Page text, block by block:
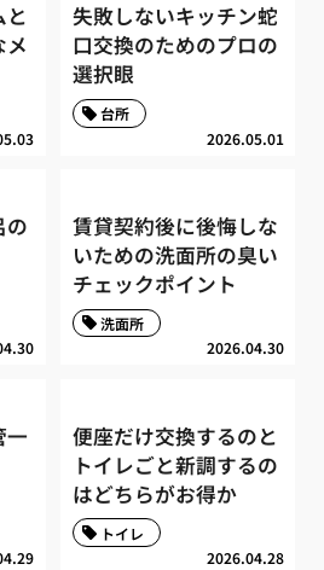
と
メ
失敗しないキッチン蛇
口交換のためのプロの
選択眼
2026.05.01
台所
の
賃貸契約後に後悔しな
いための洗面所の臭い
チェックポイント
2026.04.30
洗面所
一
便座だけ交換するのと
トイレごと新調するの
はどちらがお得か
2026.04.28
トイレ